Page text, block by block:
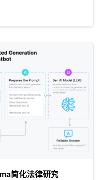
简化法律研究